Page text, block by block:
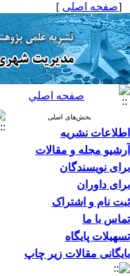
[صفحه اصلی ]
صفحه اصلي
بخش‌های اصلی
اطلاعات نشریه
آرشیو مجله و مقالات
برای نویسندگان
برای داوران
ثبت نام و اشتراک
تماس با ما
تسهیلات پایگاه
بایگانی مقالات زیر چاپ